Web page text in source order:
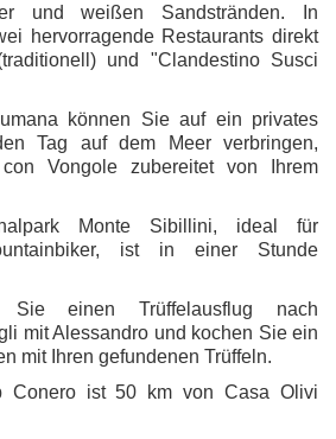
und weißen Sandstränden. In
hervorragende Restaurants direkt
und "Clandestino Susci
können Sie auf ein privates
Tag auf dem Meer verbringen,
Vongole zubereitet von Ihrem
Monte Sibillini, ideal für
ist in einer Stunde
Sie einen Trüffelausflug nach
mit Alessandro und kochen Sie ein
mit Ihren gefundenen Trüffeln.
Conero ist 50 km von Casa Olivi